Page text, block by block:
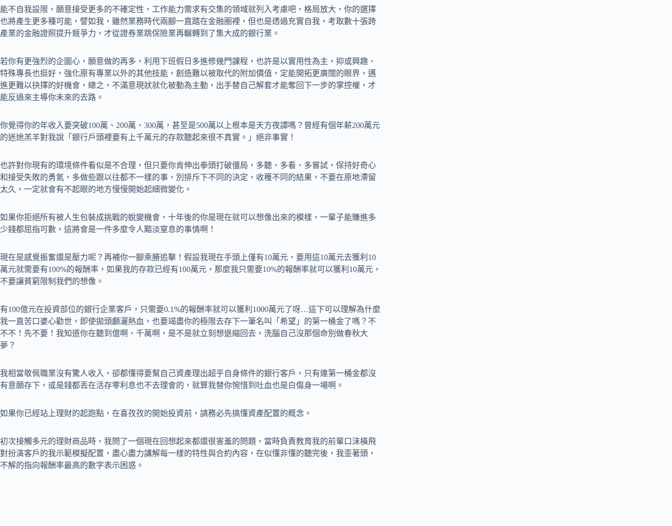
能不自我設限，願意接受更多的不確定性，工作能力需求有交集的領域就列入考慮吧，格局放大，你的選擇
也將產生更多種可能，譬如我，雖然業務時代兩腳一直踏在金融圈裡，但也是透過充實自我，考取數十張跨
產業的金融證照提升競爭力，才從證券業跳保險業再輾轉到了集大成的銀行業。
若你有更強烈的企圖心，願意做的再多，利用下班假日多進修幾門課程，也許是以實用性為主，抑或興趣、
特殊專長也挺好，強化原有專業以外的其他技能，創造難以被取代的附加價值，定能開拓更廣闊的眼界，邁
進更難以抉擇的好機會，總之，不滿意現狀就化被動為主動，出手替自己解套才能奪回下一步的掌控權，才
能反過來主導你未來的去路。
你覺得你的年收入要突破100萬、200萬、300萬，甚至是500萬以上根本是天方夜譚嗎？曾經有個年薪200萬元
的迷途羔羊對我說「銀行戶頭裡要有上千萬元的存款聽起來很不真實。」絕非事實！
也許對你現有的環境條件看似是不合理，但只要你肯伸出拳頭打破僵局，多聽、多看、多嘗試，保持好奇心
和接受失敗的勇氣，多做些跟以往都不一樣的事，別排斥下不同的決定，收穫不同的結果，不要在原地滯留
太久，一定就會有不起眼的地方慢慢開始起細微變化。
如果你拒絕所有被人生包裝成挑戰的蛻變機會，十年後的你是現在就可以想像出來的模樣，一輩子能賺進多
少錢都屈指可數，這將會是一件多麼令人黯淡窒息的事情啊！
現在是感覺振奮還是壓力呢？再補你一腳乘勝追擊！假設我現在手頭上僅有10萬元，要用這10萬元去獲利10
萬元就需要有100%的報酬率，如果我的存款已經有100萬元，那麼我只需要10%的報酬率就可以獲利10萬元，
不要讓貧窮限制我們的想像。
有100億元在投資部位的銀行企業客戶，只需要0.1%的報酬率就可以獲利1000萬元了呀…這下可以理解為什麼
我一直苦口婆心勸世，即使拋頭顱灑熱血，也要竭盡你的極限去存下一筆名叫「希望」的第一桶金了嗎？不
不不！先不要！我知道你在聽到億啊、千萬啊，是不是就立刻想退縮回去，洗腦自己沒那個命別做春秋大
夢？
我相當敬佩職業沒有驚人收入，卻都懂得要幫自己資產理出超乎自身條件的銀行客戶，只有連第一桶金都沒
有意願存下，或是錢都丟在活存零利息也不去理會的，就算我替你惋惜到吐血也是白傷身一場啊。
如果你已經站上理財的起跑點，在喜孜孜的開始投資前，請務必先搞懂資產配置的概念。
初次接觸多元的理財商品時，我問了一個現在回想起來都還很害羞的問題，當時負責教育我的前輩口沫橫飛
對扮演客戶的我示範模擬配置，盡心盡力講解每一樣的特性與合約內容，在似懂非懂的聽完後，我歪著頭，
不解的指向報酬率最高的數字表示困惑。